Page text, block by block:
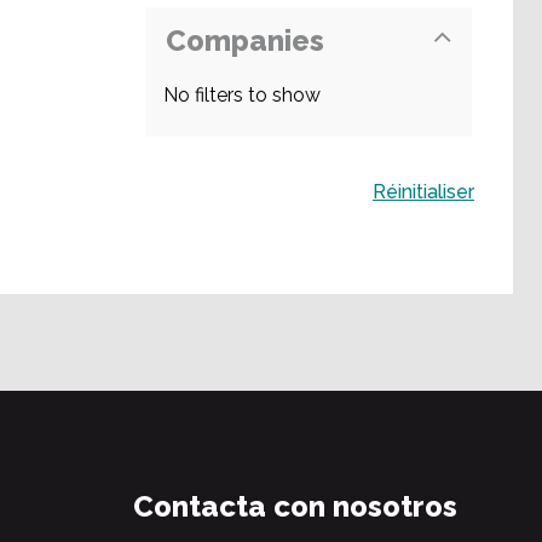
Companies
No filters to show
Réinitialiser
Contacta con nosotros